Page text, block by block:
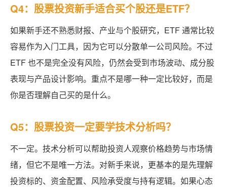
Q4：股票投资新手适合买个股还是ETF？
如果新手还不熟悉财报、产业与个股研究，ETF 通常比较
容易作为入门工具，因为它可以分散单一公司风险。不过
ETF 也不是完全没有风险，仍然会受到市场波动、成分股
表现与产品设计影响。重点不是哪一种一定比较好，而是
你是否理解自己买的是什么。
Q5：股票投资一定要学技术分析吗？
不一定。技术分析可以帮助投资人观察价格趋势与市场情
绪，但它不是唯一方法。对新手来说，更基本的是先理解
投资标的、资金配置、风险承受度与持有逻辑。如果心态